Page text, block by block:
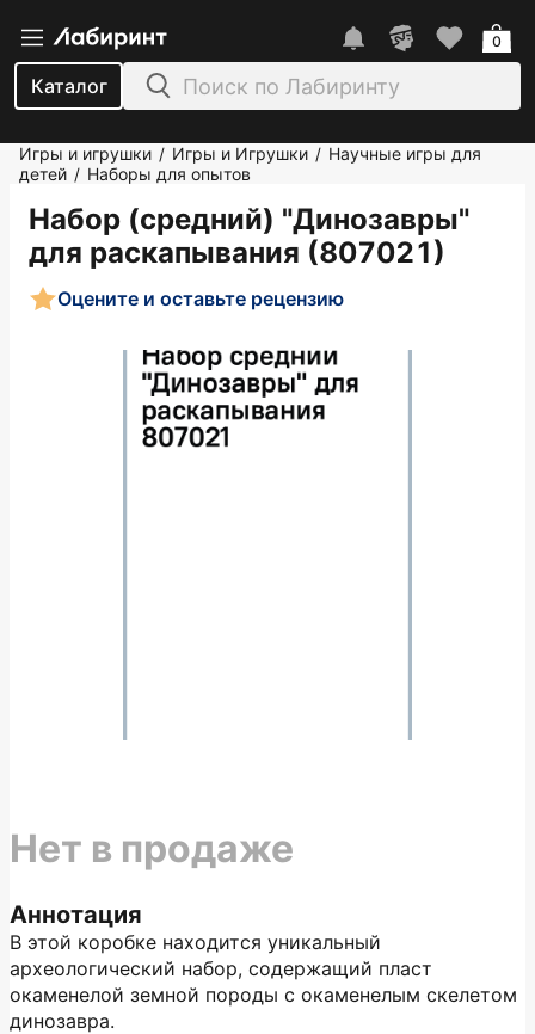
Каталог
0
Игры и игрушки / Игры и Игрушки / Научные игры для
детей / Наборы для опытов
Набор (средний) "Динозавры"
для раскапывания (807021)
Оцените и оставьте рецензию
Аннотация
В этой коробке находится уникальный
археологический набор, содержащий пласт
окаменелой земной породы с окаменелым скелетом
динозавра.
Нет в продаже